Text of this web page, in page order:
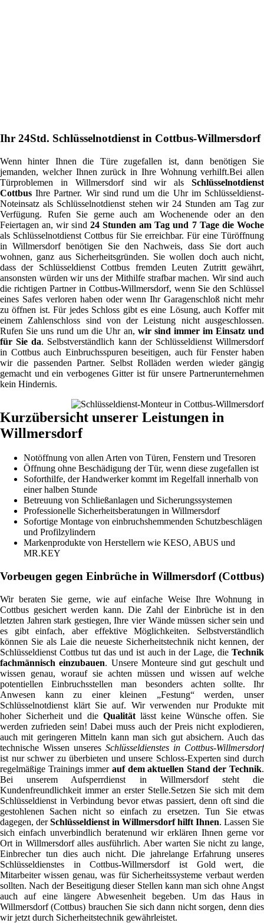
Ihr 24Std. Schlüsselnotdienst in Cottbus-Willmersdorf
Wenn hinter Ihnen die Türe zugefallen ist, dann benötigen Sie
jemanden, welcher Ihnen zurück in Ihre Wohnung verhilft.Bei allen
Türproblemen in Willmersdorf sind wir als Schlüsselnotdienst
Cottbus Ihre Partner. Wir sind rund um die Uhr im Schlüsseldienst-
Noteinsatz als Schlüsselnotdienst stehen wir 24 Stunden am Tag zur
Verfügung. Rufen Sie gerne auch am Wochenende oder an den
Feiertagen an, wir sind 24 Stunden am Tag und 7 Tage die Woche
als Schlüsselnotdienst Cottbus für Sie erreichbar. Für eine Türöffnung
in Willmersdorf benötigen Sie den Nachweis, dass Sie dort auch
wohnen, ganz aus Sicherheitsgründen. Sie wollen doch auch nicht,
dass der Schlüsseldienst Cottbus fremden Leuten Zutritt gewährt,
ansonsten würden wir uns der Mithilfe strafbar machen. Wir sind auch
die richtigen Partner in Cottbus-Willmersdorf, wenn Sie den Schlüssel
eines Safes verloren haben oder wenn Ihr Garagenschloß nicht mehr
zu öffnen ist. Für jedes Schloss gibt es eine Lösung, auch Koffer mit
einem Zahlenschloss sind von der Leistung nicht ausgeschlossen.
Rufen Sie uns rund um die Uhr an, wir sind immer im Einsatz und
für Sie da. Selbstverständlich kann der Schlüsseldienst Willmersdorf
in Cottbus auch Einbruchsspuren beseitigen, auch für Fenster haben
wir die passenden Partner. Selbst Rolläden werden wieder gängig
gemacht und ein verbogenes Gitter ist für unsere Partnerunternehmen
kein Hindernis.
Kurzübersicht unserer Leistungen in
Willmersdorf
Notöffnung von allen Arten von Türen, Fenstern und Tresoren
Öffnung ohne Beschädigung der Tür, wenn diese zugefallen ist
Soforthilfe, der Handwerker kommt im Regelfall innerhalb von
einer halben Stunde
Betreuung von Schließanlagen und Sicherungssystemen
Professionelle Sicherheitsberatungen in Willmersdorf
Sofortige Montage von einbruchshemmenden Schutzbeschlägen
und Profilzylindern
Markenprodukte von Herstellern wie KESO, ABUS und
MR.KEY
Vorbeugen gegen Einbrüche in Willmersdorf (Cottbus)
Wir beraten Sie gerne, wie auf einfache Weise Ihre Wohnung in
Cottbus gesichert werden kann. Die Zahl der Einbrüche ist in den
letzten Jahren stark gestiegen, Ihre vier Wände müssen sicher sein und
es gibt einfach, aber effektive Möglichkeiten. Selbstverständlich
können Sie als Laie die neueste Sicherheitstechnik nicht kennen, der
Schlüsseldienst Cottbus tut das und ist auch in der Lage, die Technik
fachmännisch einzubauen. Unsere Monteure sind gut geschult und
wissen genau, worauf sie achten müssen und wissen auf welche
potentiellen Einbruchsstellen man besonders achten sollte. Ihr
Anwesen kann zu einer kleinen „Festung“ werden, unser
Schlüsselnotdienst klärt Sie auf. Wir verwenden nur Produkte mit
hoher Sicherheit und die Qualitätlässt keine Wünsche offen. Sie
werden zufrieden sein! Dabei muss auch der Preis nicht explodieren,
auch mit geringeren Mitteln kann man sich gut absichern. Auch das
technische Wissen unseres Schlüsseldienstes in Cottbus-Willmersdorf
ist nur schwer zu überbieten und unsere Schloss-Experten sind durch
regelmäßige Trainings immer auf dem aktuellen Stand der Technik.
Bei unserem Aufsperrdienst in Willmersdorf steht die
Kundenfreundlichkeit immer an erster Stelle.Setzen Sie sich mit dem
Schlüsseldienst in Verbindung bevor etwas passiert, denn oft sind die
gestohlenen Sachen nicht so einfach zu ersetzen. Tun Sie etwas
dagegen, derSchlüsseldienst in Willmersdorf hilft Ihnen. Lassen Sie
sich einfach unverbindlich beratenund wir erklären Ihnen gerne vor
Ort in Willmersdorf alles ausführlich. Aber warten Sie nicht zu lange,
Einbrecher tun dies auch nicht. Die jahrelange Erfahrung unseres
Schlüsseldienstes in Cottbus-Willmersdorf ist Gold wert, die
Mitarbeiter wissen genau, was für Sicherheitssysteme verbaut werden
sollten. Nach der Beseitigung dieser Stellen kann man sich ohne Angst
auch auf eine längere Abwesenheit begeben. Um das Haus in
Willmersdorf (Cottbus) brauchen Sie sich dann nicht sorgen, denn dies
wir jetzt durch Sicherheitstechnik gewährleistet.